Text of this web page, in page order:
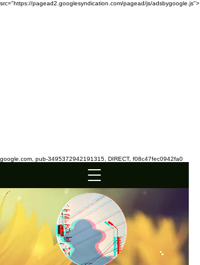
src="https://pagead2.googlesyndication.com/pagead/js/adsbygoogle.js">
google.com, pub-3495372942191315, DIRECT, f08c47fec0942fa0